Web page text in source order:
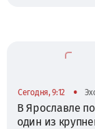
Сегодня, 9:12 •
В Ярославле
один из